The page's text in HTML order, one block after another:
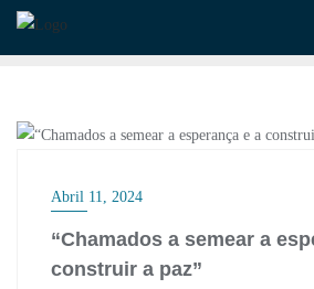
Skip
Abril 11, 2024
“Chamados a semear a
construir a paz”